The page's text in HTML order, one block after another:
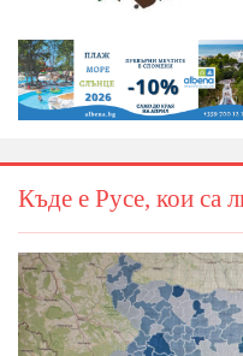
Къде е Русе, кои са